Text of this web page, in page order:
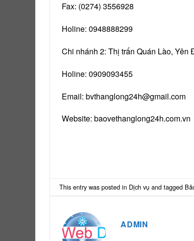
Fax: (0274) 3556928
Holine: 0948888299
Chi nhánh 2: Thị trấn Quán Lào, Yên
Holine: 0909093455
Email: bvthanglong24h@gmail.com
Website: baovethanglong24h.com.vn
This entry was posted in Dịch vụ and tagged
ADMIN